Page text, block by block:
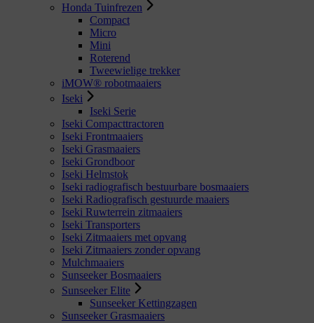
Honda Tuinfrezen
Compact
Micro
Mini
Roterend
Tweewielige trekker
iMOW® robotmaaiers
Iseki
Iseki Serie
Iseki Compacttractoren
Iseki Frontmaaiers
Iseki Grasmaaiers
Iseki Grondboor
Iseki Helmstok
Iseki radiografisch bestuurbare bosmaaiers
Iseki Radiografisch gestuurde maaiers
Iseki Ruwterrein zitmaaiers
Iseki Transporters
Iseki Zitmaaiers met opvang
Iseki Zitmaaiers zonder opvang
Mulchmaaiers
Sunseeker Bosmaaiers
Sunseeker Elite
Sunseeker Kettingzagen
Sunseeker Grasmaaiers